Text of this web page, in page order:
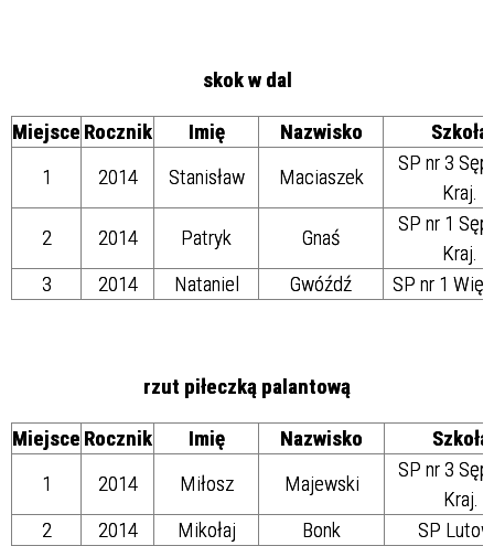
skok w dal
Miejsce Rocznik Imię Nazwisko
Szkoła
1
2014 Stanisław Maciaszek
SP nr 3
Kraj.
2
2014 Patryk Gnaś
SP nr 1
Kraj.
3
2014 Nataniel Gwóźdź SP nr 1
rzut piłeczką palantową
Miejsce Rocznik Imię Nazwisko
Szkoła
1
2014 Miłosz Majewski
SP nr 3
Kraj.
2
2014 Mikołaj Bonk
SP